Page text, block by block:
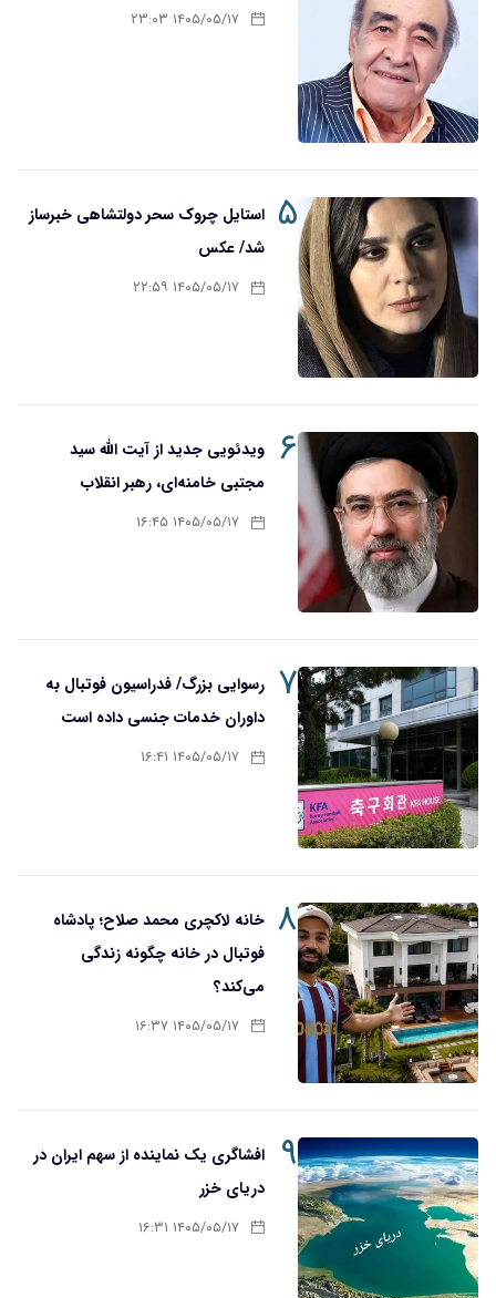
۱۴۰۵/۰۵/۱۷ ۲۳:۰۳
۵ استایل چروک سحر دولتشاهی خبرساز
شد/ عکس
۱۴۰۵/۰۵/۱۷ ۲۲:۵۹
۶
ویدئویی جدید از آیت الله سید
مجتبی خامنه‌ای، رهبر انقلاب
۱۴۰۵/۰۵/۱۷ ۱۶:۴۵
۷ رسوایی بزرگ/ فدراسیون فوتبال به
داوران خدمات جنسی داده است
۱۴۰۵/۰۵/۱۷ ۱۶:۴۱
۸ خانه لاکچری محمد صلاح؛ پادشاه
فوتبال در خانه چگونه زندگی
می‌کند؟
۱۴۰۵/۰۵/۱۷ ۱۶:۳۷
۹
افشاگری یک نماینده از سهم ایران در
دریای خزر
۱۴۰۵/۰۵/۱۷ ۱۶:۳۱